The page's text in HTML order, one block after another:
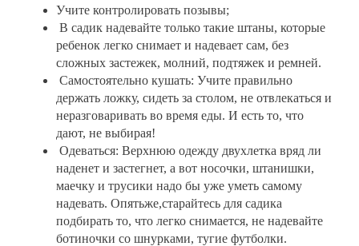
Учите контролировать позывы;
В садик надевайте только такие штаны, которые
ребенок легко снимает и надевает сам, без
сложных застежек, молний, подтяжек и ремней.
Самостоятельно кушать: Учите правильно
держать ложку, сидеть за столом, не отвлекаться и
неразговаривать во время еды. И есть то, что
дают, не выбирая!
Одеваться: Верхнюю одежду двухлетка вряд ли
наденет и застегнет, а вот носочки, штанишки,
маечку и трусики надо бы уже уметь самому
надевать. Опятьже,старайтесь для садика
подбирать то, что легко снимается, не надевайте
ботиночки со шнурками, тугие футболки.